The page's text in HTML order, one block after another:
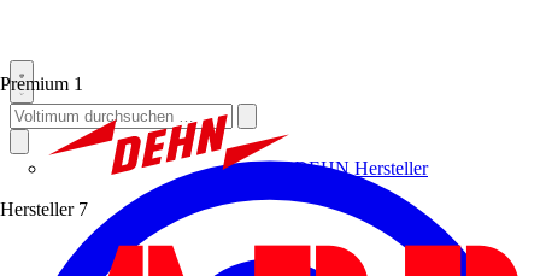
Premium 1
DEHN Hersteller
Hersteller 7